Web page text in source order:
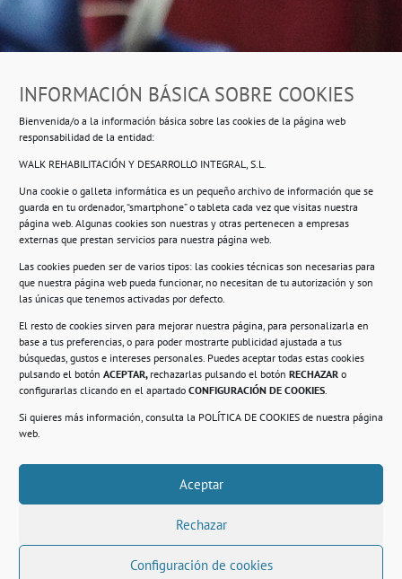
INFORMACIÓN BÁSICA SOBRE COOKIES
Bienvenida/o a la información básica sobre las cookies de la página web
responsabilidad de la entidad:
WALK REHABILITACIÓN Y DESARROLLO INTEGRAL, S.L.
Una cookie o galleta informática es un pequeño archivo de información que se
guarda en tu ordenador, “smartphone” o tableta cada vez que visitas nuestra
página web. Algunas cookies son nuestras y otras pertenecen a empresas
externas que prestan servicios para nuestra página web.
Las cookies pueden ser de varios tipos: las cookies técnicas son necesarias para
que nuestra página web pueda funcionar, no necesitan de tu autorización y son
las únicas que tenemos activadas por defecto.
El resto de cookies sirven para mejorar nuestra página, para personalizarla en
base a tus preferencias, o para poder mostrarte publicidad ajustada a tus
búsquedas, gustos e intereses personales. Puedes aceptar todas estas cookies
pulsando el botón ACEPTAR, rechazarlas pulsando el botón RECHAZAR o
configurarlas clicando en el apartado CONFIGURACIÓN DE COOKIES.
Si quieres más información, consulta la POLÍTICA DE COOKIES de nuestra página
web.
Aceptar
Rechazar
Configuración de cookies
Ropero Solidario de Usera
Beasáin 25-33posterior, local 3 – 28041 Madrid
Información
Compromiso con la protección de datos
personales.
Política de Cookies.
© 2021. Realizado en el Centro de Rehabilitación